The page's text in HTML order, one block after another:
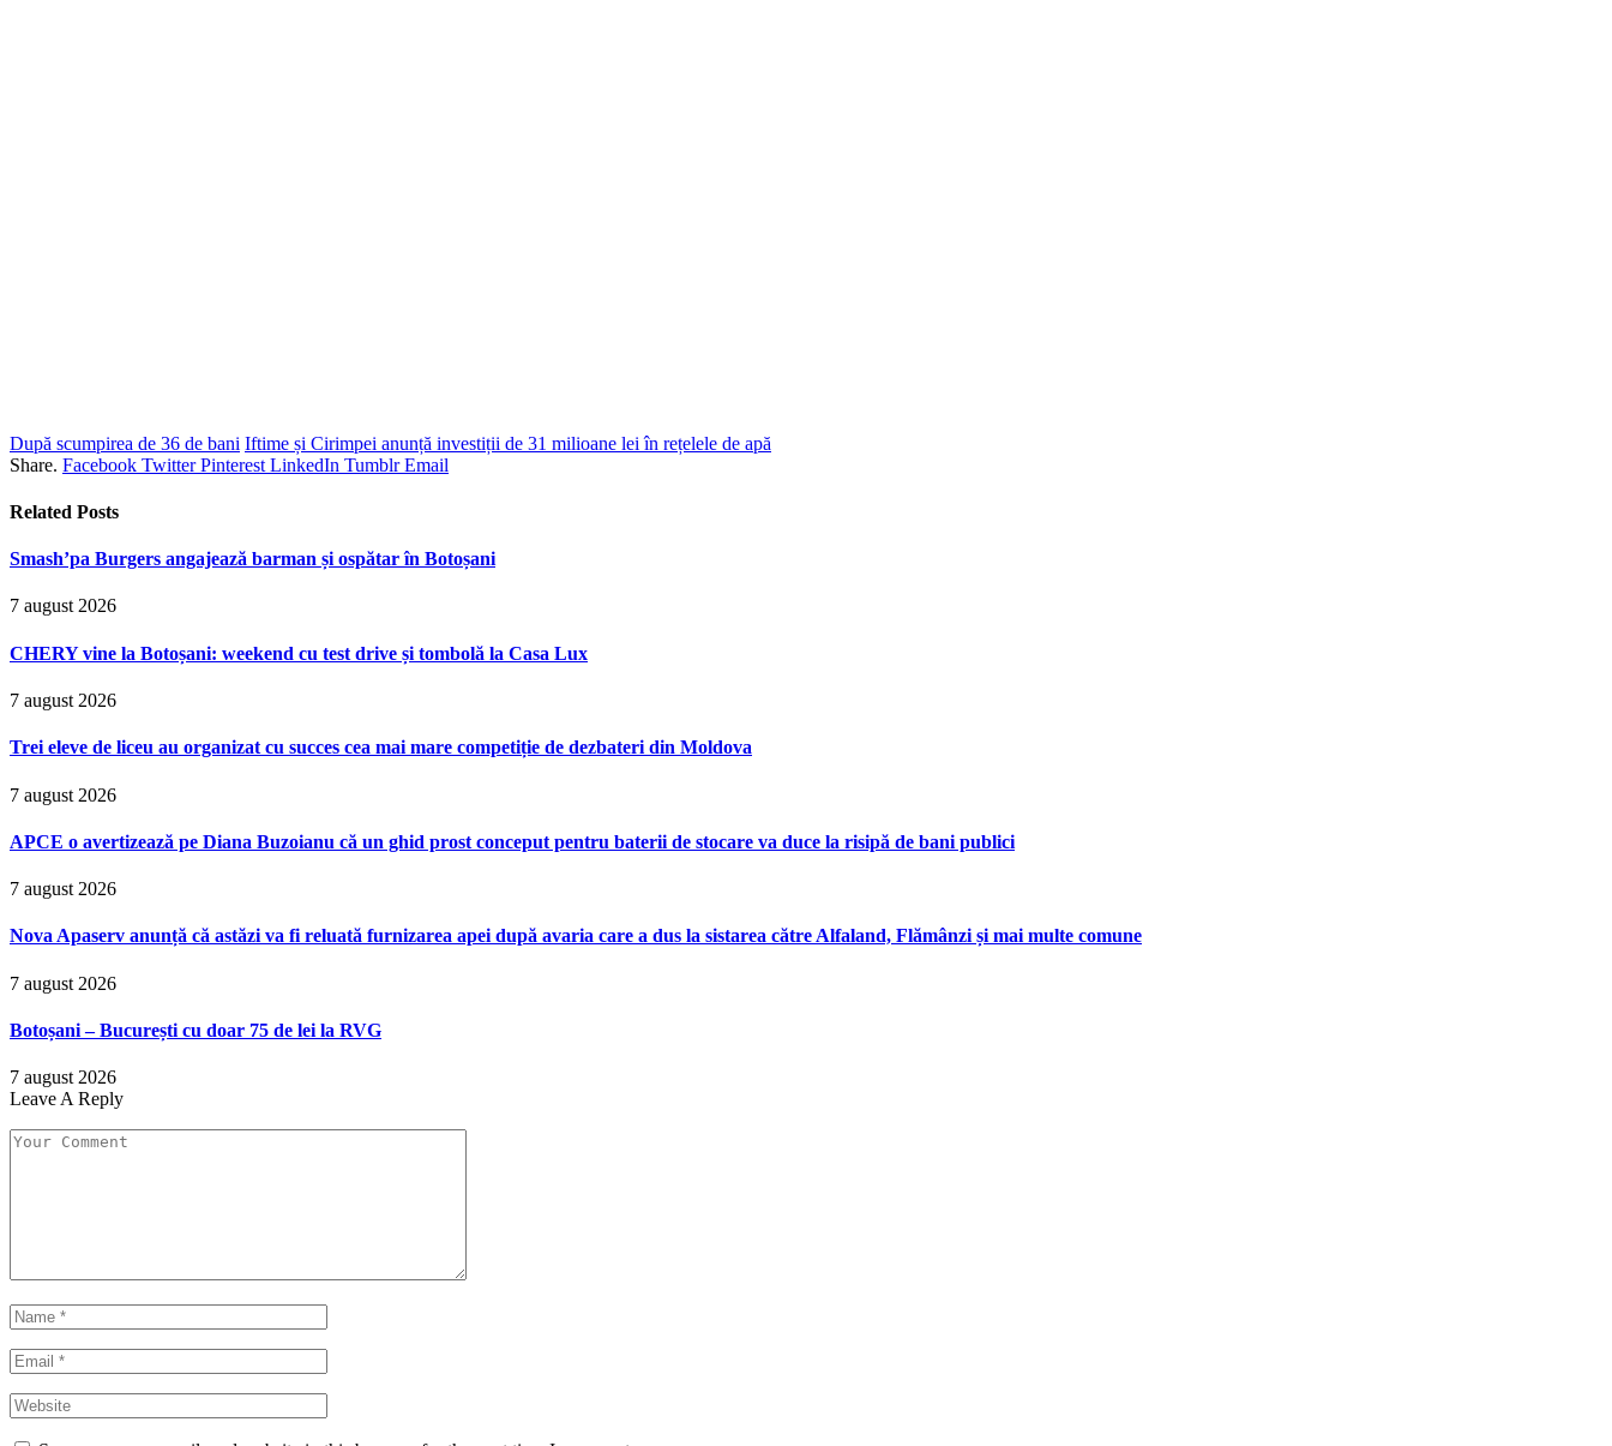
După scumpirea de 36 de bani Iftime și Cirimpei anunță investiții de 31 milioane lei în rețelele de apă
Share. Facebook Twitter Pinterest LinkedIn Tumblr Email
Related Posts
Smash’pa Burgers angajează barman și ospătar în Botoșani
7 august 2026
CHERY vine la Botoșani: weekend cu test drive și tombolă la Casa Lux
7 august 2026
Trei eleve de liceu au organizat cu succes cea mai mare competiție de dezbateri din Moldova
7 august 2026
APCE o avertizează pe Diana Buzoianu că un ghid prost conceput pentru baterii de stocare va duce la risipă de bani publici
7 august 2026
Nova Apaserv anunță că astăzi va fi reluată furnizarea apei după avaria care a dus la sistarea către Alfaland, Flămânzi și mai multe comune
7 august 2026
Botoșani – București cu doar 75 de lei la RVG
7 august 2026
Leave A Reply